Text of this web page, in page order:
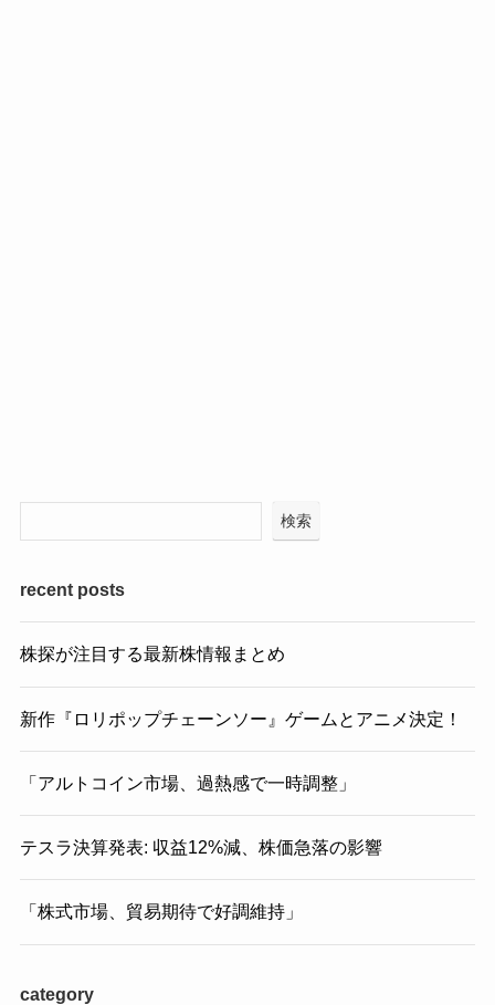
検索
recent posts
株探が注目する最新株情報まとめ
新作『ロリポップチェーンソー』ゲームとアニメ決定！
「アルトコイン市場、過熱感で一時調整」
テスラ決算発表: 収益12%減、株価急落の影響
「株式市場、貿易期待で好調維持」
category